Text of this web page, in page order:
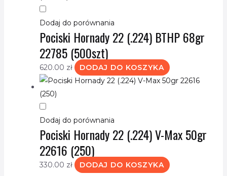
Dodaj do porównania
Pociski Hornady 22 (.224) BTHP 68gr
22785 (500szt)
620.00 zł DODAJ DO KOSZYKA
Dodaj do porównania
Pociski Hornady 22 (.224) V-Max 50gr
22616 (250)
330.00 zł DODAJ DO KOSZYKA